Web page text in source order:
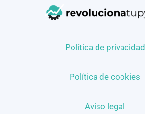
Política de privacidad
Política de cookies
Aviso legal